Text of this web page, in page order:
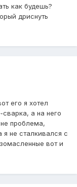
как будешь?
дриснуть
его я хотел
сварка, а на него
проблема,
я не сталкивался с
вот и